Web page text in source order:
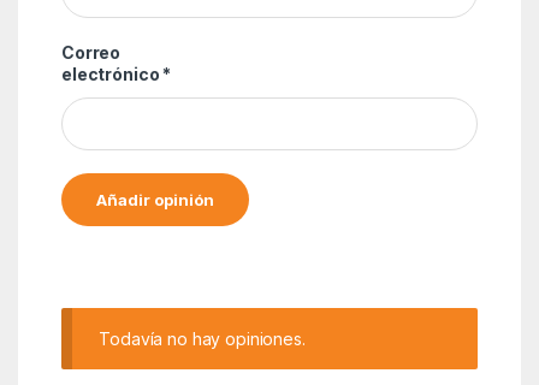
Correo
electrónico *
Todavía no hay opiniones.